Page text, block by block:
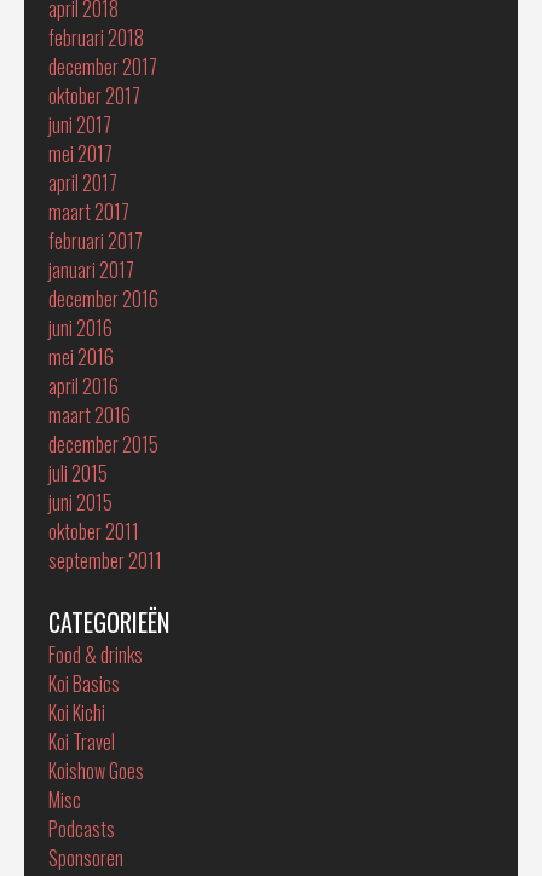
april 2018
februari 2018
december 2017
oktober 2017
juni 2017
mei 2017
april 2017
maart 2017
februari 2017
januari 2017
december 2016
juni 2016
mei 2016
april 2016
maart 2016
december 2015
juli 2015
juni 2015
oktober 2011
september 2011
CATEGORIEËN
Food & drinks
Koi Basics
Koi Kichi
Koi Travel
Koishow Goes
Misc
Podcasts
Sponsoren